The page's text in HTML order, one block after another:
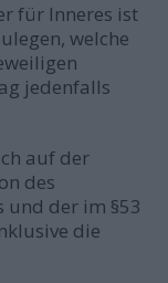
für Inneres ist
welche
jedenfalls
auf der
des
und der im §53
die